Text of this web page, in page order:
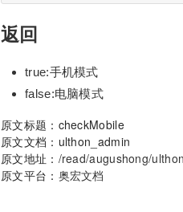
返回
true:手机模式
false:电脑模式
原文标题：checkMobile
原文文档：ulthon_admin
原文地址： /read/augushong/
原文平台： 奥宏文档